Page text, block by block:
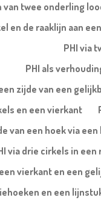
van twee onderling
en de raaklijn aan
PHI via
PHI als
zijde van een
en een vierkant
van een hoek via
via drie cirkels in
vierkant en een
en een